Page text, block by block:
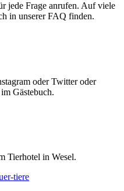
jede Frage anrufen. Auf viele
in unserer FAQ finden.
oder Twitter oder
Gästebuch.
Tierhotel in Wesel.